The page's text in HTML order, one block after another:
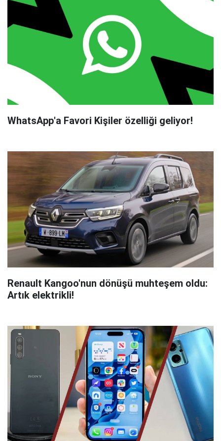
WhatsApp'a Favori Kişiler özelliği geliyor!
Renault Kangoo'nun dönüşü muhteşem oldu:
Artık elektrikli!